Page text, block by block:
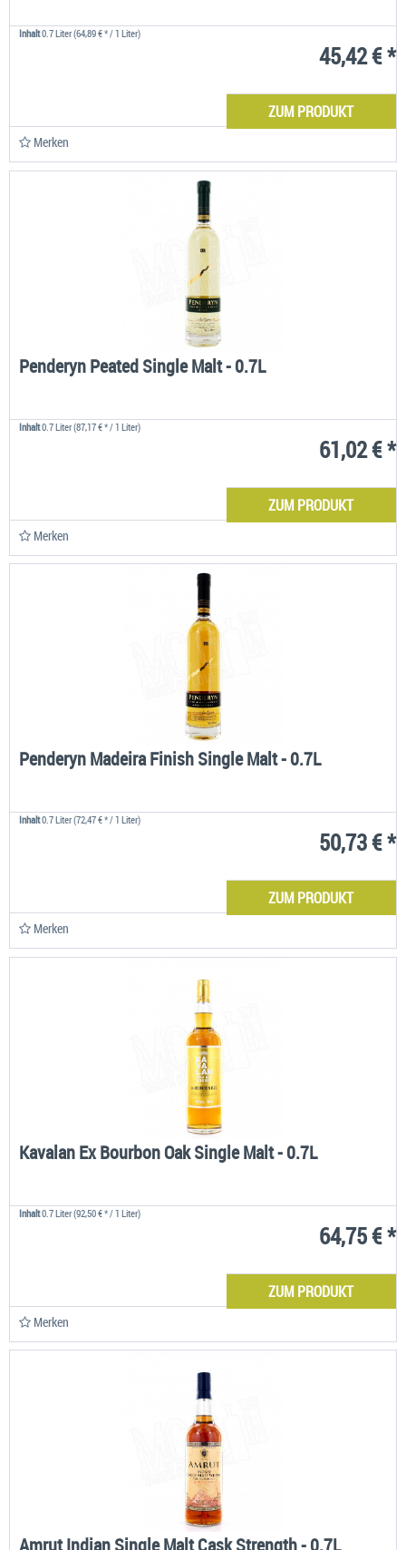
Inhalt0.7 Liter(64,89 € * / 1 Liter)
45,42 € *
ZUM PRODUKT
Merken
Penderyn Peated Single Malt - 0.7L
Inhalt0.7 Liter(87,17 € * / 1 Liter)
61,02 € *
ZUM PRODUKT
Merken
Penderyn Madeira Finish Single Malt - 0.7L
Inhalt0.7 Liter(72,47 € * / 1 Liter)
50,73 € *
ZUM PRODUKT
Merken
Kavalan Ex Bourbon Oak Single Malt - 0.7L
Inhalt0.7 Liter(92,50 € * / 1 Liter)
64,75 € *
ZUM PRODUKT
Merken